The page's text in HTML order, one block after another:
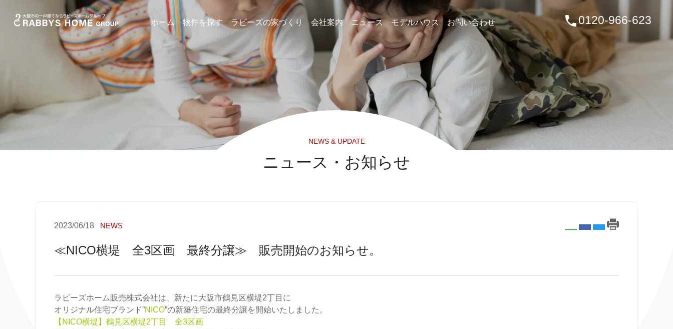
0120‐966‐623
ホーム 物件を探す
物件から探す
エリアのデータ・特徴から探す
ラビーズの家づくり
オリジナル住宅ブランド「NICO」
よくある質問
会社案内
私たちの想い
代表者メッセージ
企業情報
メディア情報
スタッフ紹介
ニュース モデルハウス お問い合わせ
見学予約
資料請求
お問い合わせ
NEWS & UPDATE
ニュース・お知らせ
2023/06/18 NEWS
≪NICO横堤 全3区画 最終分譲≫ 販売開始のお知らせ。
ラビーズホーム販売株式会社は、新たに大阪市鶴見区横堤2丁目 に
オリジナル住宅ブランド”NICO”の新築住宅の最終分譲を開始いたしました。
【NICO横堤】鶴見区横堤2丁目 全3区画